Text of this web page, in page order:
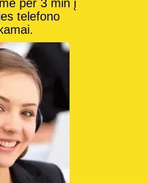
per 3 min į
telefono